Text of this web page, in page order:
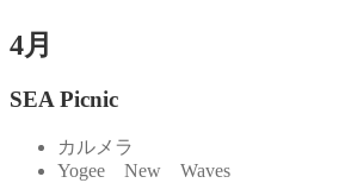
4月
SEA Picnic
カルメラ
Yogee New Waves